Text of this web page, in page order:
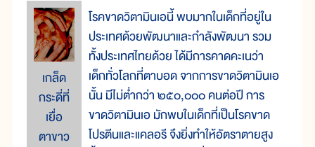
เกล็ด
กระดี่ที่
เยื่อ
ตาขาว
โรคขาดวิตามินเอนี้ พบมากในเด็กที่อยู่ใน
ประเทศด้วยพัฒนาและกำลังพัฒนา รวม
ทั้งประเทศไทยด้วย ได้มีการคาดคะเนว่า
เด็กทั่วโลกที่ตาบอด จากการขาดวิตามินเอ
นั้น มีไม่ต่ำกว่า ๒๕๐,๐๐๐ คนต่อปี การ
ขาดวิตามินเอ มักพบในเด็กที่เป็นโรคขาด
โปรตีนและแคลอรี จึงยิ่งทำให้อัตราตายสูง